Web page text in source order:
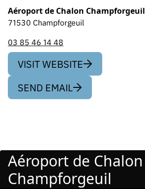
Aéroport de Chalon Champforgeuil
71530 Champforgeuil
03 85 46 14 48
VISIT WEBSITE
SEND EMAIL
Aéroport de Chalon
Champforgeuil